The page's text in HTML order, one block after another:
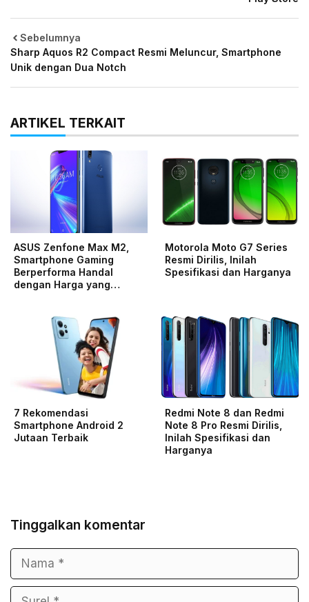
Sebelumnya
Sharp Aquos R2 Compact Resmi Meluncur, Smartphone
Unik dengan Dua Notch
ARTIKEL TERKAIT
ASUS Zenfone Max M2,
Smartphone Gaming
Berperforma Handal
dengan Harga yang…
Motorola Moto G7 Series
Resmi Dirilis, Inilah
Spesifikasi dan Harganya
7 Rekomendasi
Smartphone Android 2
Jutaan Terbaik
Redmi Note 8 dan Redmi
Note 8 Pro Resmi Dirilis,
Inilah Spesifikasi dan
Harganya
Tinggalkan komentar
Nama
Surel